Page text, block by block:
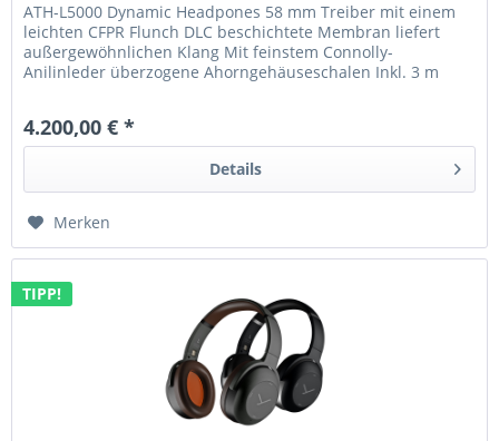
ATH-L5000 Dynamic Headpones 58 mm Treiber mit einem
leichten CFPR Flunch DLC beschichtete Membran liefert
außergewöhnlichen Klang Mit feinstem Connolly-
Anilinleder überzogene Ahorngehäuseschalen Inkl. 3 m
4.200,00 € *
Details
Merken
TIPP!